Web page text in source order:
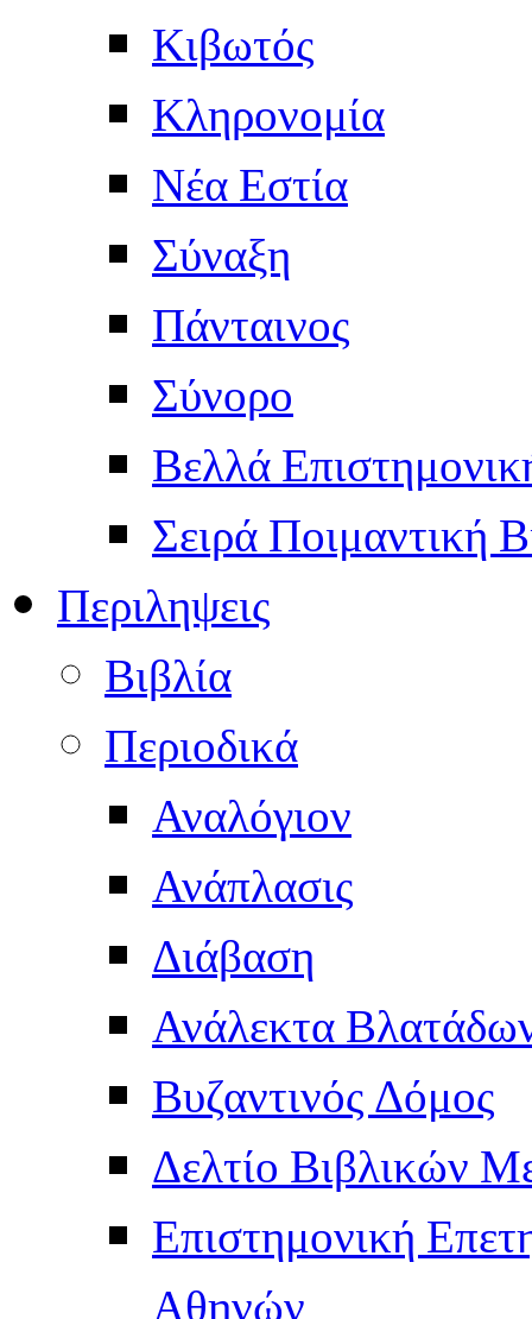
Κιβωτός
Κληρονομία
Νέα Εστία
Σύναξη
Πάνταινος
Σύνορο
Βελλά
Σειρά Ποιμαντική
Περιληψεις
Βιβλία
Περιοδικά
Αναλόγιον
Ανάπλασις
Διάβαση
Ανάλεκτα
Βυζαντινός Δόμος
Δελτίο Βιβλικών
Επιστημονική